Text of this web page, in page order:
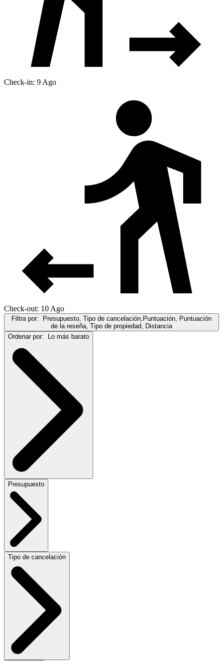
Check-in: 9 Ago
Check-out: 10 Ago
Filtra por:
Presupuesto, Tipo de cancelación,Puntuación, Puntuación
de la reseña, Tipo de propiedad, Distancia
Ordenar por:
Lo más barato
Presupuesto
Tipo de cancelación